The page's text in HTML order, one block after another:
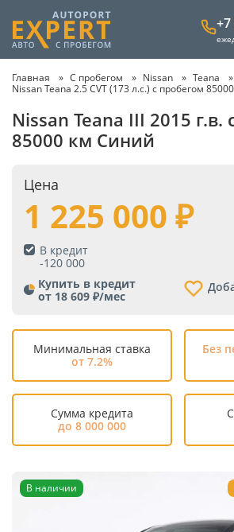
+7
Главная С пробегом Nissan Teana
Nissan Teana 2.5 CVT (173 л.с.) с пробегом
Nissan Teana III 2015 г.в.
85000 км Синий
Цена
1 225 000
В кредит
-120 000
Купить в кредит
от 18 609 ₽/мес
Минимальная ставка
от 7.2%
Без
Сумма кредита
до 8 000 000
В наличии